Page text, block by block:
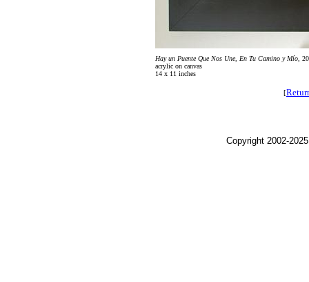
Hay un Puente Que Nos Une, En Tu Camino y Mío ,
acrylic on canvas
14 x 11 inches
[
Copyright 2002-